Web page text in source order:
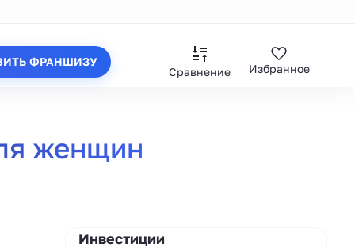
ФРАНШИЗУ
Сравнение Избранное
женщин
Инвестиции